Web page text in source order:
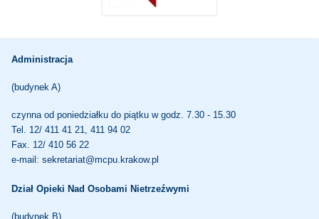
Administracja
(budynek A)
czynna od poniedziałku do piątku w godz. 7.30 - 15.30
Tel. 12/ 411 41 21, 411 94 02
Fax. 12/ 410 56 22
e-mail: sekretariat@mcpu.krakow.pl
Dział Opieki Nad Osobami Nietrzeźwymi
(budynek B)